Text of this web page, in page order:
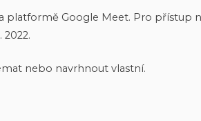
platformě Google Meet. Pro přístup
2022.
nebo navrhnout vlastní.